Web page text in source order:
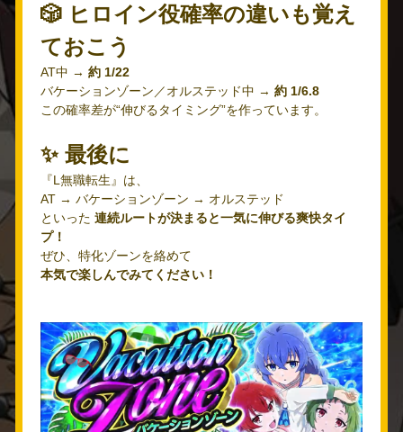
🎲 ヒロイン役確率の違いも覚え
ておこう
AT中 → 約 1/22
バケーションゾーン／オルステッド中 → 約 1/6.8
この確率差が“伸びるタイミング”を作っています。
✨ 最後に
『L無職転生』は、
AT → バケーションゾーン → オルステッド
といった 連続ルートが決まると一気に伸びる爽快タイ
プ！
ぜひ、特化ゾーンを絡めて
本気で楽しんでみてください！